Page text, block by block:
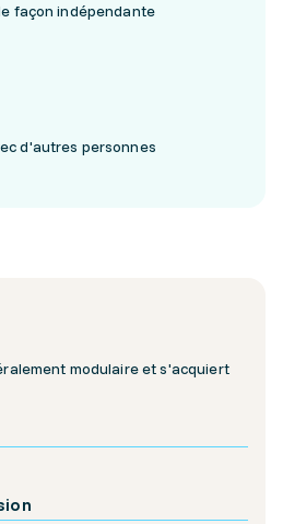
façon indépendante
d'autres personnes
modulaire et s'acquiert